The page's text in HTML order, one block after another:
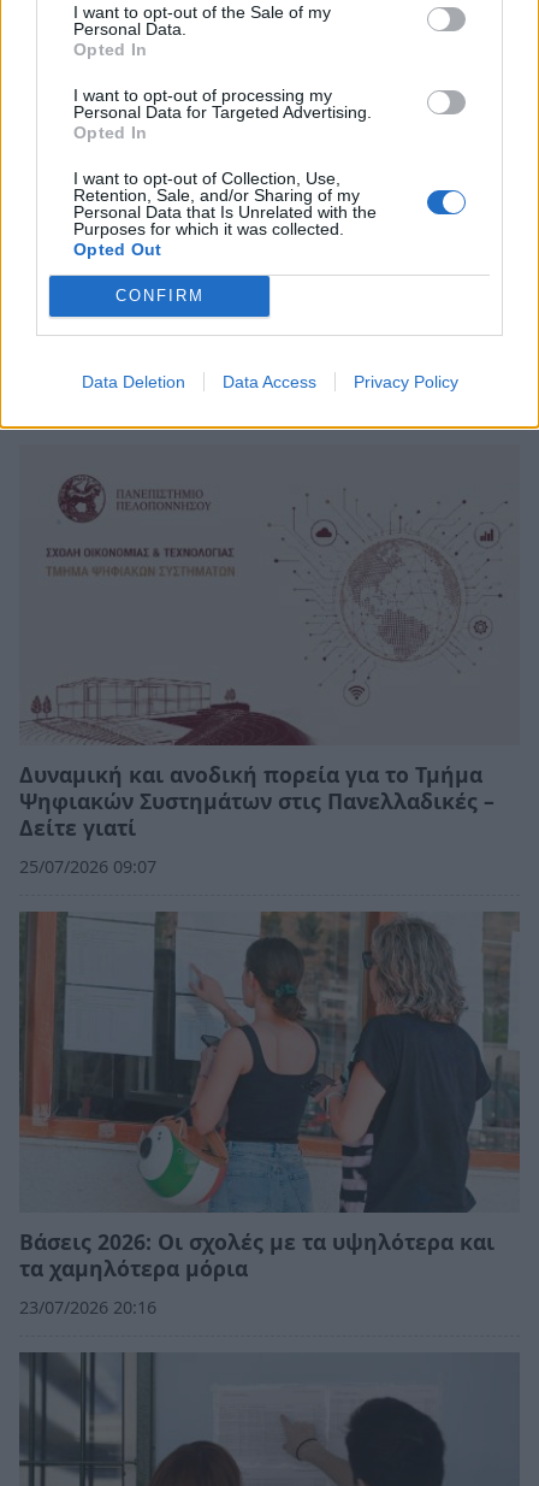
I want to opt-out of the Sale of my
Personal Data.
Opted In
I want to opt-out of processing my
Personal Data for Targeted Advertising.
Opted In
I want to opt-out of Collection, Use,
Retention, Sale, and/or Sharing of my
Personal Data that Is Unrelated with the
Purposes for which it was collected.
Opted Out
CONFIRM
Data Deletion Data Access Privacy Policy
3ο ΓΕΛ Καλαμάτας: Επιμόρφωση
εκπαιδευτικών για τη διαφορετικότητα και
Δυναμική και ανοδική πορεία για το Τμήμα
Ψηφιακών Συστημάτων στις Πανελλαδικές –
Δείτε γιατί
25/07/2026 09:07
Βάσεις 2026: Οι σχολές με τα υψηλότερα και
τα χαμηλότερα μόρια
23/07/2026 20:16